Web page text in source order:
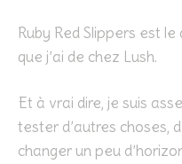
Ruby Red Slippers est
que j’ai de chez Lush.
Et à vrai dire, je suis
tester d’autres choses,
changer un peu